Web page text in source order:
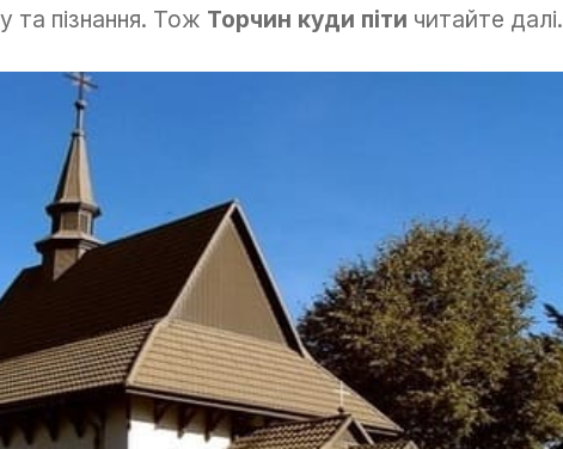
та пізнання. Тож Торчин куди піти читайте далі.